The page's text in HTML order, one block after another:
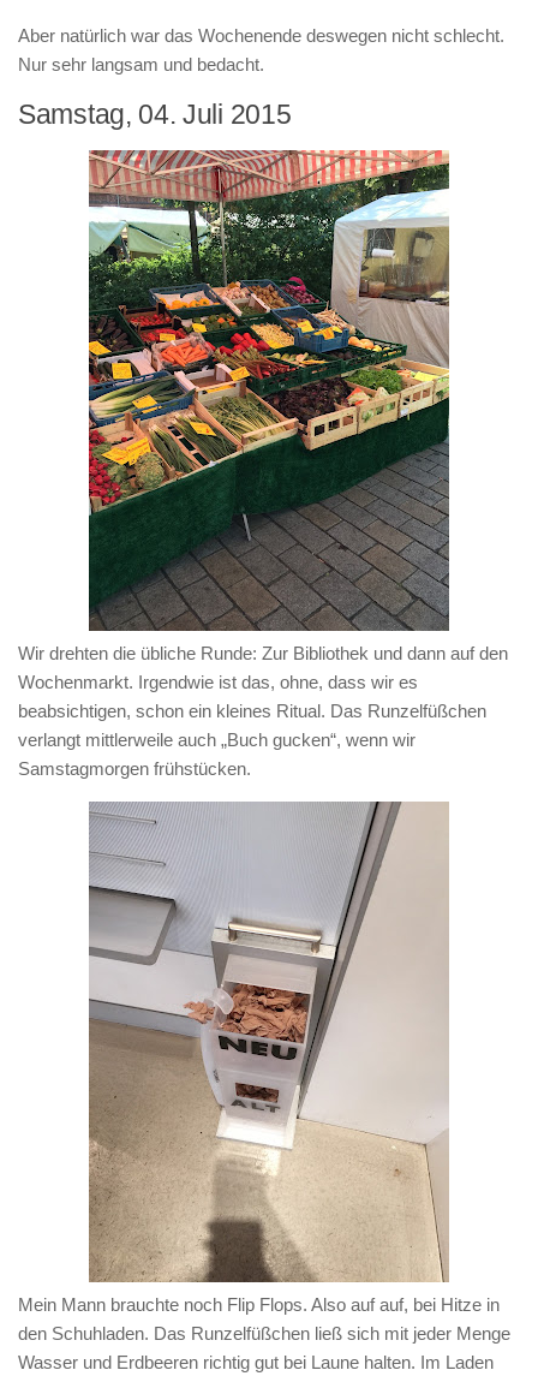
Aber natürlich war das Wochenende deswegen nicht schlecht.
Nur sehr langsam und bedacht.
Samstag, 04. Juli 2015
Wir drehten die übliche Runde: Zur Bibliothek und dann auf den
Wochenmarkt. Irgendwie ist das, ohne, dass wir es
beabsichtigen, schon ein kleines Ritual. Das Runzelfüßchen
verlangt mittlerweile auch „Buch gucken“, wenn wir
Samstagmorgen frühstücken.
Mein Mann brauchte noch Flip Flops. Also auf auf, bei Hitze in
den Schuhladen. Das Runzelfüßchen ließ sich mit jeder Menge
Wasser und Erdbeeren richtig gut bei Laune halten. Im Laden